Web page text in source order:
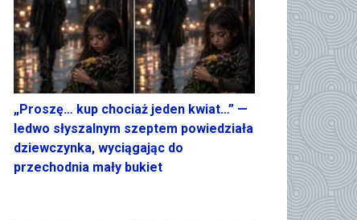
„Proszę… kup chociaż jeden kwiat…” —
ledwo słyszalnym szeptem powiedziała
dziewczynka, wyciągając do
przechodnia mały bukiet